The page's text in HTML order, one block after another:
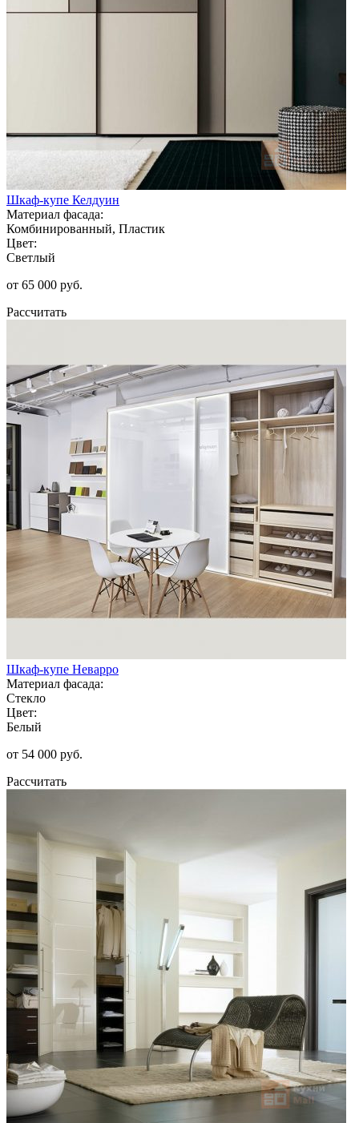
Шкаф-купе Келдуин
Материал фасада:
Комбинированный, Пластик
Цвет:
Светлый
от 65 000 руб.
Рассчитать
Шкаф-купе Неварро
Материал фасада:
Стекло
Цвет:
Белый
от 54 000 руб.
Рассчитать